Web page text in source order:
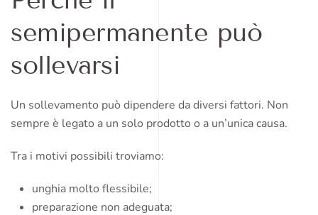
semipermanente può
sollevarsi
Un sollevamento può dipendere da diversi fattori. Non
sempre è legato a un solo prodotto o a un’unica causa.
Tra i motivi possibili troviamo:
unghia molto flessibile;
preparazione non adeguata;